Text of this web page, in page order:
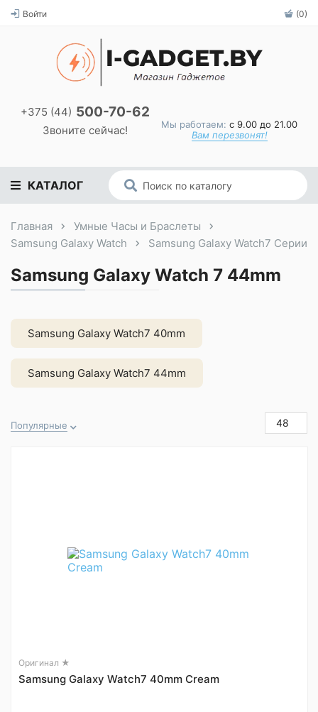
Войти (0)
+375 (44) 500-70-62
Звоните сейчас! Мы работаем: с 9.00 до 21.00
Вам перезвонят!
КАТАЛОГ
Главная
Умные Часы и Браслеты
Samsung Galaxy Watch
Samsung Galaxy Watch7 Серии
Samsung Galaxy Watch 7 44mm
Samsung Galaxy Watch7 40mm
Samsung Galaxy Watch7 44mm
Популярные 48
Оригинал ★
Samsung Galaxy Watch7 40mm Cream